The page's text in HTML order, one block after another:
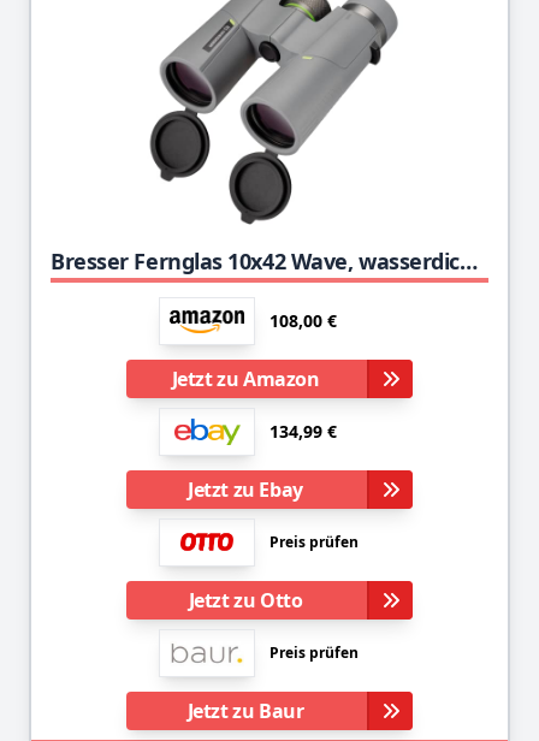
Bresser Fernglas 10x42 Wave, wasserdicht, mit BaK-4-Glas, UR-Vergütung und Brillenträgerokularen, perfekt für Naturbeobachtungen, auf Reisen und beim Wandern
108,00 €
Jetzt zu Amazon
134,99 €
Jetzt zu Ebay
Preis prüfen
Jetzt zu Otto
Preis prüfen
Jetzt zu Baur